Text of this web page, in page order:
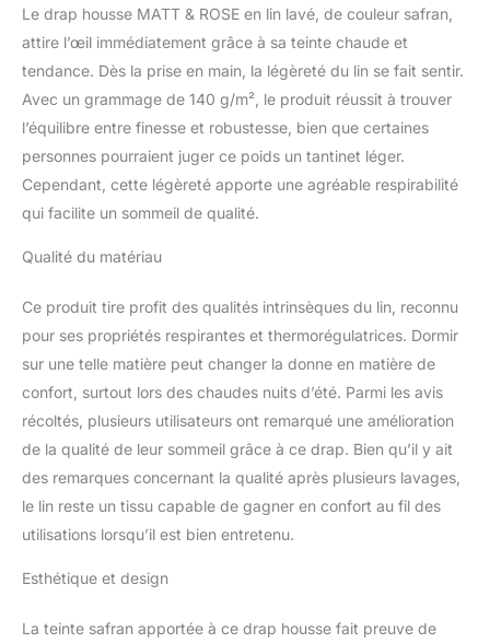
Thermorégulant, le lin
offre fraicheur en été et
votre parure de lit en
complétant cette housse
de couette avec les taies
d'oreiller vendues en lot
de 2 et le drap-housse.
Design : Découvrez la
gamme LIN LAVEE
moderne et
naturellement froissé.
Parfait pour une déco
tendance et cocooning.
Achetez votre housse de
couette de la même
couleur que les taies
d'oreiller et le drap-
housse ou faites du
MIX&MATCH avec
d'autres couleurs de la
boutons. Taies d'oreiller
Le drap housse MATT & ROSE en lin lavé, de couleur safran,
attire l’œil immédiatement grâce à sa teinte chaude et
tendance. Dès la prise en main, la légèreté du lin se fait sentir.
Avec un grammage de 140 g/m², le produit réussit à trouver
l’équilibre entre finesse et robustesse, bien que certaines
personnes pourraient juger ce poids un tantinet léger.
Cependant, cette légèreté apporte une agréable respirabilité
qui facilite un sommeil de qualité.
Qualité du matériau
Ce produit tire profit des qualités intrinsèques du lin, reconnu
pour ses propriétés respirantes et thermorégulatrices. Dormir
sur une telle matière peut changer la donne en matière de
confort, surtout lors des chaudes nuits d’été. Parmi les avis
récoltés, plusieurs utilisateurs ont remarqué une amélioration
de la qualité de leur sommeil grâce à ce drap. Bien qu’il y ait
des remarques concernant la qualité après plusieurs lavages,
le lin reste un tissu capable de gagner en confort au fil des
utilisations lorsqu’il est bien entretenu.
Esthétique et design
La teinte safran apportée à ce drap housse fait preuve de